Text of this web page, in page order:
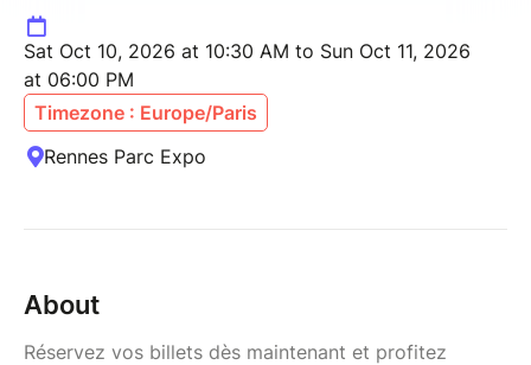
Sat Oct 10, 2026 at 10:30 AM to Sun Oct 11, 2026
at 06:00 PM
Timezone : Europe/Paris
Rennes Parc Expo
About
Réservez vos billets dès maintenant et profitez